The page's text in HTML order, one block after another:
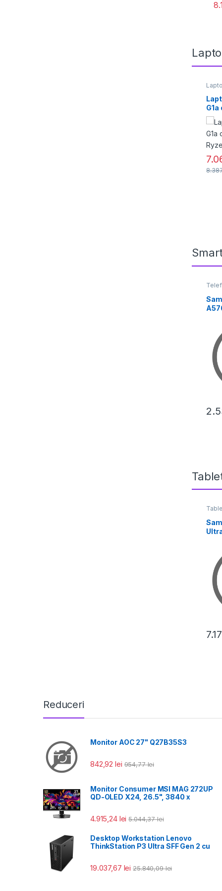
Reduceri
Monitor AOC 27" Q27B35S3
842,92lei 954,77lei
Monitor Consumer MSI MAG 272UP
QD-OLED X24, 26.5", 3840 x
4.915,24 lei 5.044,37lei
Desktop Workstation Lenovo
ThinkStation P3 Ultra SFF Gen 2 cu
19.037,67 lei 25.840,09lei